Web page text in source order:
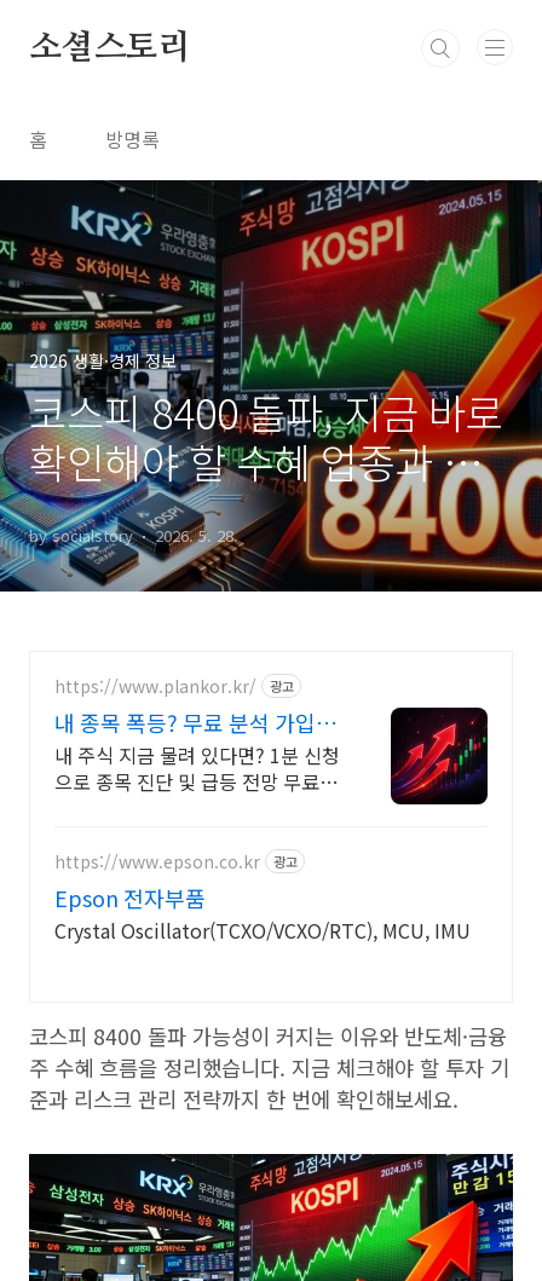
소셜스토리
홈 방명록
2026 생활·경제 정보
코스피 8400 돌파, 지금 바로
확인해야 할 수혜 업종과 투
자 기준
by socialstory 2026. 5. 28.
https://www.plankor.kr/ 광고
내 종목 폭등? 무료 분석 가입즉
시 무료리포트 100%
내 주식 지금 물려 있다면? 1분 신청
으로 종목 진단 및 급등 전망 무료 분
https://www.epson.co.kr 광고
Epson 전자부품
Crystal Oscillator(TCXO/VCXO/RTC), MCU, IMU
코스피 8400 돌파 가능성이 커지는 이유와 반도체·금융
주 수혜 흐름을 정리했습니다. 지금 체크해야 할 투자 기
준과 리스크 관리 전략까지 한 번에 확인해보세요.